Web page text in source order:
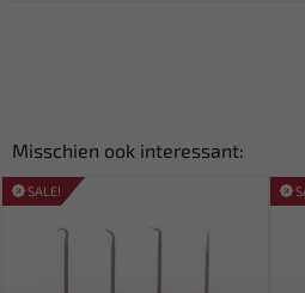
Misschien ook interessant:
SALE!